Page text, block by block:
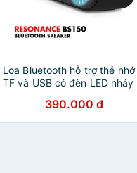
Loa Bluetooth hỗ trợ thẻ nhớ
TF và USB có đèn LED nháy
BS150 - Hãng phân phối
chính thức
390.000 đ